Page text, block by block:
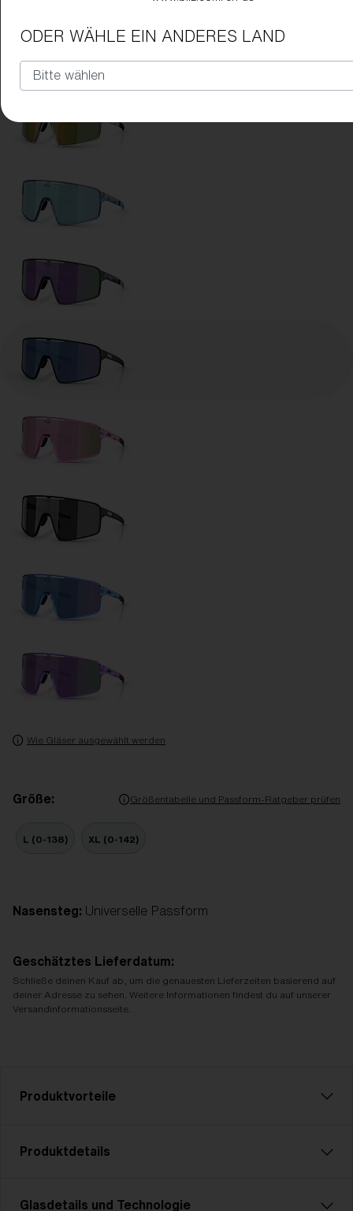
Wie Gläser ausgewählt werden
Größe: Größentabelle und Passform-Ratgeber prüfen
L (0-138) XL (0-142)
Nasensteg: Universelle Passform
Geschätztes Lieferdatum:
Schließe deinen Kauf ab, um die genauesten Lieferzeiten basierend auf
deiner Adresse zu sehen. Weitere Informationen findest du auf unserer
Versandinformationsseite.
Produktvorteile
CE-Kennzeichnung
grundlegenden Gesundheits- und
Produktdetails
Die P001 ist der ultimative Allrounder für Sportler, die
Glasdetails und Technologie
ODER WÄHLE EIN ANDERES LAND